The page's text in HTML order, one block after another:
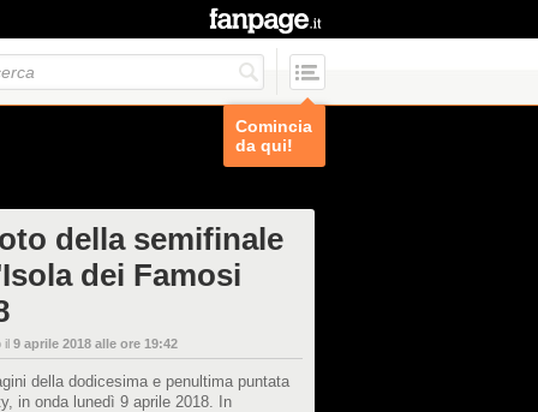
Comincia
da qui!
della semifinale
dei Famosi
il 9 aprile 2018 alle ore 19:42
della dodicesima e penultima puntata
in onda lunedì 9 aprile 2018. In